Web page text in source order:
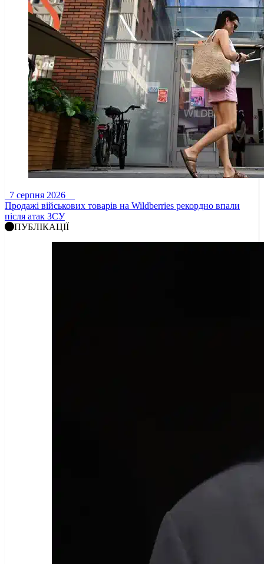
7 серпня 2026
Продажі військових товарів на Wildberries рекордно впали
після атак ЗСУ
ПУБЛІКАЦІЇ